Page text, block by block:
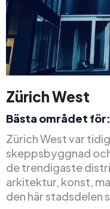
Zürich West
Bästa området för:
Zürich West var
skeppsbyggnad
de trendigaste
arkitektur, konst,
den här stadsdelen